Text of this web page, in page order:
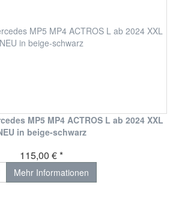
MP5 MP4 ACTROS L ab 2024 XXL
in beige-schwarz
115,00 € *
Mehr Informationen